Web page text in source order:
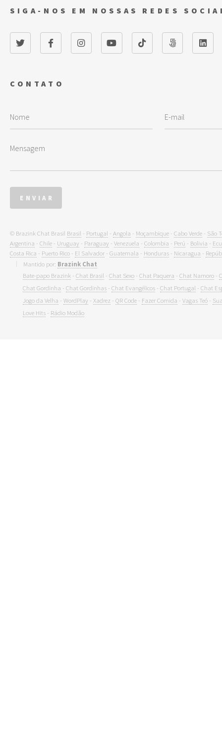
CONTATO
SIGA-NOS EM NOSSAS REDES
© Brazink Chat Brasil Brasil - Portugal - Angola - Moçambique - Cabo Verde - São
Argentina - Chile - Uruguay - Paraguay - Venezuela - Colombia - Perú - Bolivia -
Costa Rica - Puerto Rico - El Salvador - Guatemala - Honduras - Nicaragua -
Mantido por: Brazink Chat
Bate-papo Brazink - Chat Brasil - Chat Sexo- Chat Paquera - Chat Namoro-
Chat Gordinha - Chat Gordinhas- Chat Evangélicos- Chat Portugal - Chat
Jogo da Velha - WordPlay - Xadrez- QR Code- Fazer Comida - Vagas Teó-
Love Hits- Rádio Modão